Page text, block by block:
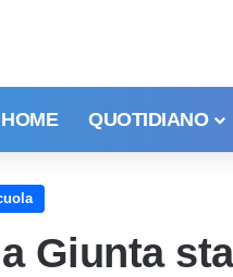
HOME QUOTIDIANO
Giunta